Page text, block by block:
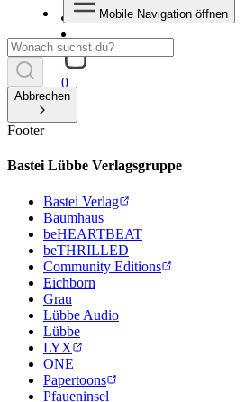
0
Mobile Navigation öffnen
Abbrechen
Footer
Bastei Lübbe Verlagsgruppe
Bastei Verlag
Baumhaus
beHEARTBEAT
beTHRILLED
Community Editions
Eichborn
Grau
Lübbe Audio
Lübbe
LYX
ONE
Papertoons
Pfaueninsel